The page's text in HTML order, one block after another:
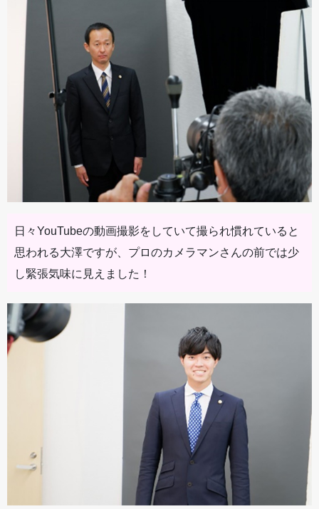
日々YouTubeの動画撮影をしていて撮られ慣れていると
思われる大澤ですが、プロのカメラマンさんの前では少
し緊張気味に見えました！